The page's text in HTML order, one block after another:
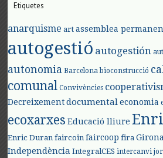
Etiquetes
anarquisme art assemblea
autogestió autogestión
autonomia Barcelona bioconstrucció
comunal Convivències
Decreixement documental economia
ecoxarxes Educació lliure
Enric Duran faircoin faircoop fira Girona
Independència IntegralCES intercanvi